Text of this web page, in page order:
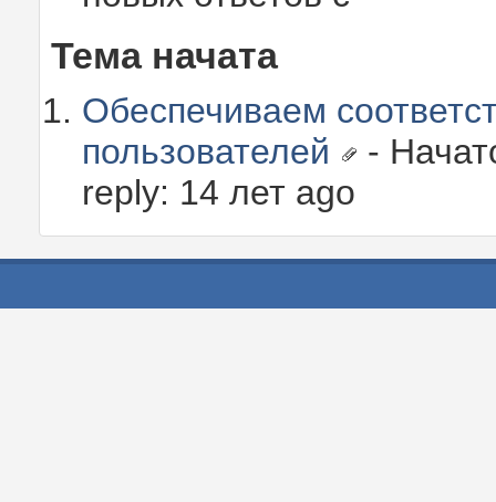
Тема начата
Обеспечиваем
пользователей
-
reply: 14 лет ago